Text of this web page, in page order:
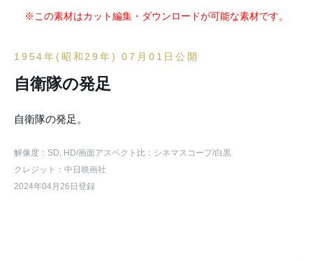
※この素材はカット編集・ダウンロードが可能な素材です。
1954年(昭和29年) 07月01日公開
自衛隊の発足
自衛隊の発足。
解像度：SD, HD/画面アスペクト比：シネマスコープ/白黒
クレジット：中日映画社
2024年04月26日登録